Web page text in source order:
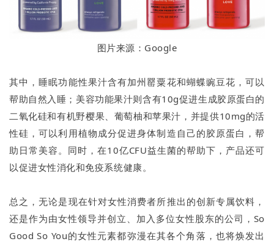
图片来源：Google
其中，睡眠功能性果汁含有加州罂粟花和蝴蝶豌豆花，可以
帮助自然入睡；美容功能果汁则含有10g促进生成胶原蛋白的
二氧化硅和有机野樱果、葡萄柚和苹果汁，并提供10mg的活
性硅，可以利用植物成分促进身体制造自己的胶原蛋白，帮
助日常美容。同时，在10亿CFU益生菌的帮助下，产品还可
以促进女性消化和免疫系统健康。
总之，无论是现在针对女性消费者所推出的创新专属饮料，
还是作为由女性领导并创立、加入多位女性股东的公司，So
Good So You的女性元素都弥漫在其各个角落，也将焕发出